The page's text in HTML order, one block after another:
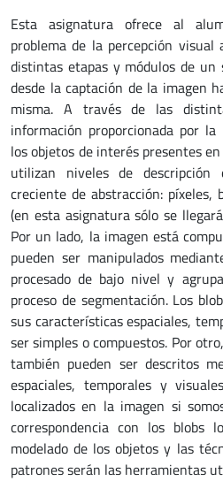
Esta asignatura ofrece al
problema de la percepción
distintas etapas y módulos de
desde la captación de la imagen
misma. A través de las
información proporcionada por
los objetos de interés presentes
utilizan niveles de
creciente de abstracción: píxeles,
(en esta asignatura sólo se
Por un lado, la imagen está
pueden ser manipulados
procesado de bajo nivel y
proceso de segmentación. Los
sus características espaciales,
ser simples o compuestos. Por
también pueden ser descritos
espaciales, temporales y
localizados en la imagen si
correspondencia con los blobs
modelado de los objetos y las
patrones serán las herramientas